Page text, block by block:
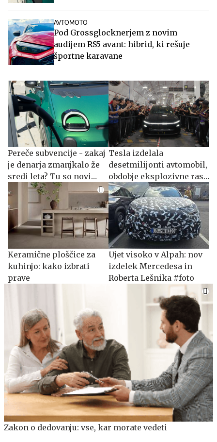
AVTOMOTO
Pod Grossglocknerjem z novim
audijem RS5 avant: hibrid, ki rešuje
športne karavane
Pereče subvencije - zakaj
je denarja zmanjkalo že
sredi leta? Tu so novi
odgovori.
Tesla izdelala
desetmilijonti avtomobil,
obdobje eksplozivne rasti
je končano
Keramične ploščice za
kuhinjo: kako izbrati
prave
Ujet visoko v Alpah: nov
izdelek Mercedesa in
Roberta Lešnika #foto
Zakon o dedovanju: vse, kar morate vedeti